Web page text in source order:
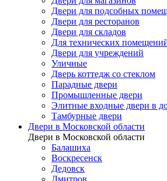
Двери для подсобных
Двери для ресторанов
Двери для складов
Для технических
Двери для учреждений
Уличные
Дверь коттедж со стеклом
Парадные двери
Промышленные двери
Элитные входные двери в
Тамбурные двери
Двери в Московской области
Двери в Московской области
Балашиха
Воскресенск
Дедовск